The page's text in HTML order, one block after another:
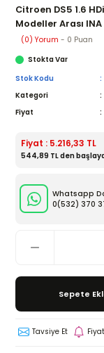
Citroen DS5 1.6
Modeller Arası
(0) Yorum - 0 Puan
Stokta Var
Stok Kodu
Kategori
Fiyat
Fiyat : 5.216,33 TL
544,89 TL den
Whatsapp
0(532) 370
Sepete
Tavsiye Et